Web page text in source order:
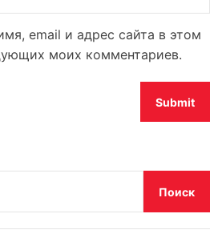
email и адрес сайта в этом
моих комментариев.